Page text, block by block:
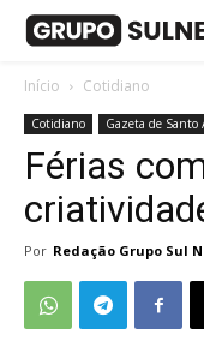
Início Cotidiano
Cotidiano Gazeta de Santo
Férias
Por Redação Grupo Sul